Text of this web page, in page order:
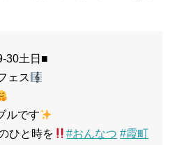
30土日■
ェス
ルです
ひと時を #おんなつ #霞町